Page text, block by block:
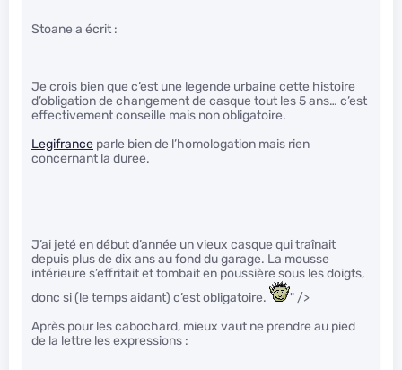
Stoane a écrit :
Je crois bien que c’est une legende urbaine cette histoire
d’obligation de changement de casque tout les 5 ans… c’est
effectivement conseille mais non obligatoire.
Legifrance parle bien de l’homologation mais rien
concernant la duree.
J’ai jeté en début d’année un vieux casque qui traînait
depuis plus de dix ans au fond du garage. La mousse
intérieure s’effritait et tombait en poussière sous les doigts,
donc si (le temps aidant) c’est obligatoire.
" />
Après pour les cabochard, mieux vaut ne prendre au pied
de la lettre les expressions :